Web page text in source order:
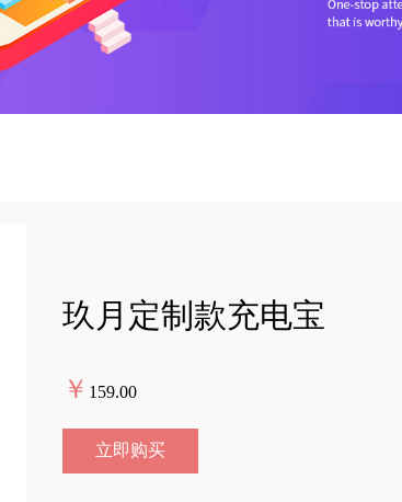
玖月定制款充电宝
￥ 159.00
立即购买